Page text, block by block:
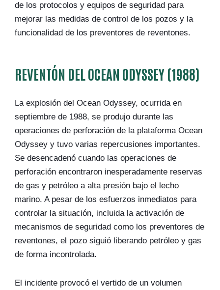
de los protocolos y equipos de seguridad para
mejorar las medidas de control de los pozos y la
funcionalidad de los preventores de reventones.
REVENTÓN DEL OCEAN ODYSSEY (1988)
La explosión del Ocean Odyssey, ocurrida en
septiembre de 1988, se produjo durante las
operaciones de perforación de la plataforma Ocean
Odyssey y tuvo varias repercusiones importantes.
Se desencadenó cuando las operaciones de
perforación encontraron inesperadamente reservas
de gas y petróleo a alta presión bajo el lecho
marino. A pesar de los esfuerzos inmediatos para
controlar la situación, incluida la activación de
mecanismos de seguridad como los preventores de
reventones, el pozo siguió liberando petróleo y gas
de forma incontrolada.
El incidente provocó el vertido de un volumen